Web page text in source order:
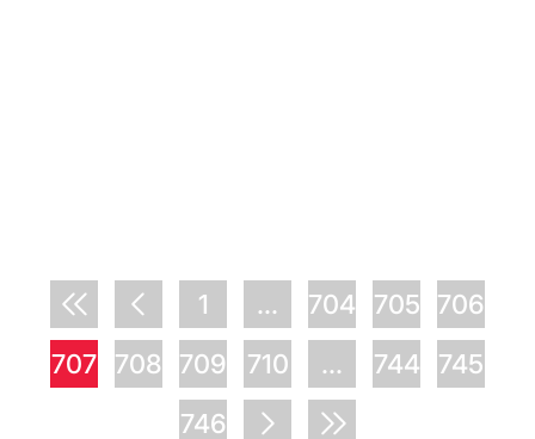
1 ... 704 705
706
707
708 709 710 ... 744
745
746